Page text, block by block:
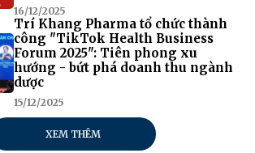
16/12/2025
Trí Khang Pharma tổ chức thành
công "TikTok Health Business
Forum 2025": Tiên phong xu
hướng - bứt phá doanh thu ngành
dược
15/12/2025
XEM THÊM